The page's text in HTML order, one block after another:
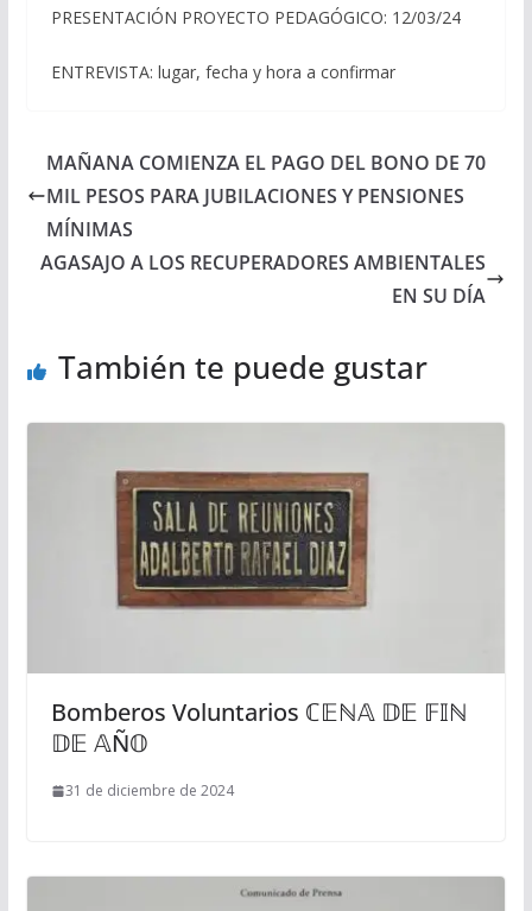
PRESENTACIÓN PROYECTO PEDAGÓGICO: 12/03/24
ENTREVISTA: lugar, fecha y hora a confirmar
MAÑANA COMIENZA EL PAGO DEL BONO DE 70
MIL PESOS PARA JUBILACIONES Y PENSIONES
MÍNIMAS
AGASAJO A LOS RECUPERADORES AMBIENTALES
EN SU DÍA
También te puede gustar
Bomberos Voluntarios ℂ𝔼ℕ𝔸 𝔻𝔼 𝔽𝕀ℕ
𝔻𝔼 𝔸Ñ𝕆
31 de diciembre de 2024